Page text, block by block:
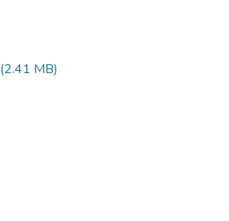
(2.41 MB)